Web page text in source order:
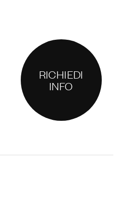
RICHIEDI
INFO